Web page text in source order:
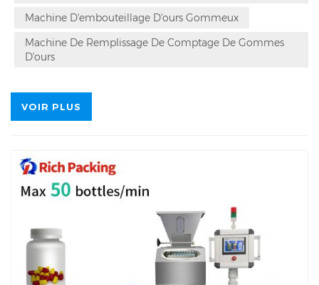
Machine D'embouteillage D'ours Gommeux
Machine De Remplissage De Comptage De Gommes
D'ours
VOIR PLUS